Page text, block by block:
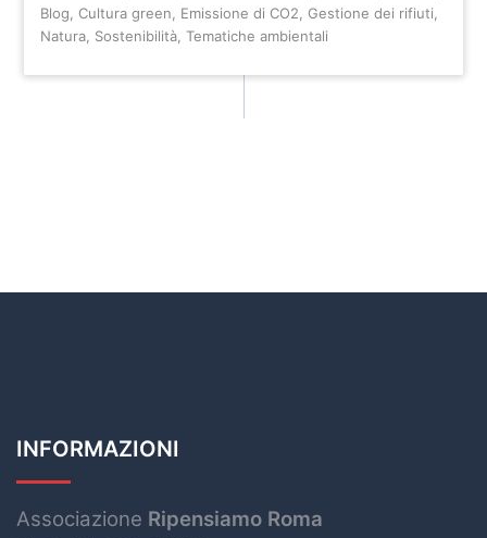
Blog ,Cultura green Emissione di CO2 ,Gestione dei rifiuti
Natura Sostenibilità ,Tematiche ambientali
INFORMAZIONI
Associazione Ripensiamo Roma